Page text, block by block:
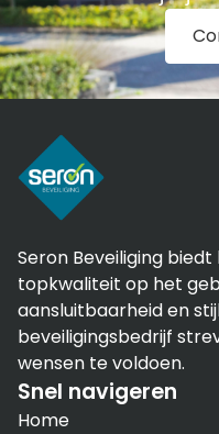
Seron Beveiliging
topkwaliteit op het
aansluitbaarheid en
beveiligingsbedrijf
wensen te voldoen.
Snel navigeren
Home